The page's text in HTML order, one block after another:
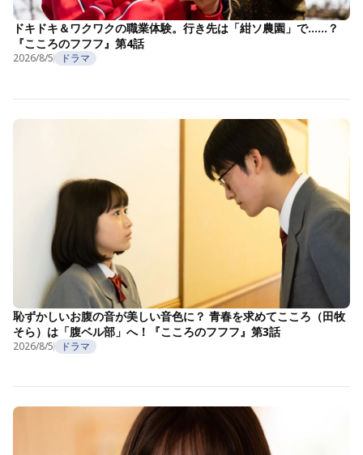
ドキドキ＆ワクワクの職業体験。行き先は「紺ソ農園」で……？
『こころのフフフ』第4話
2026/8/5 ドラマ
恥ずかしいお腹の音が美しい音色に？ 青春を求めてこころ（田牧
そら）は「腹ベル部」へ！『こころのフフフ』第3話
2026/8/5 ドラマ